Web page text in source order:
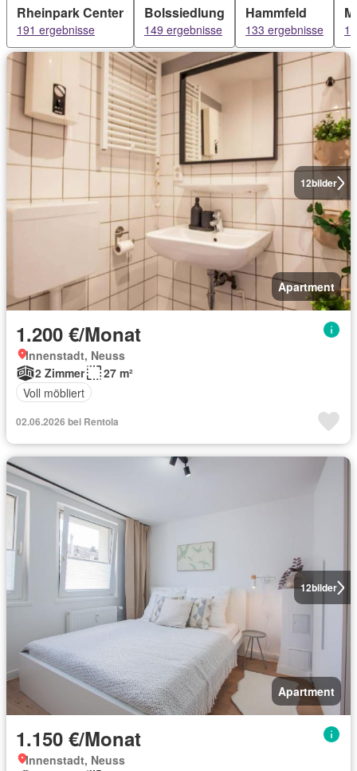
Rheinpark Center
191 ergebnisse
Bolssiedlung
149 ergebnisse
Hammfeld
133 ergebnisse
12bilder
Apartment
1.200 €/Monat
Innenstadt, Neuss
2 Zimmer
27 m²
Voll möbliert
02.06.2026 bei Rentola
12bilder
Apartment
1.150 €/Monat
Innenstadt, Neuss